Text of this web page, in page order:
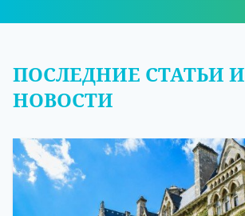
ПОСЛЕДНИЕ СТАТЬИ И
НОВОСТИ